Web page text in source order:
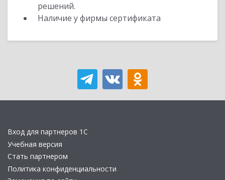
решений.
Наличие у фирмы сертификата
Вход для партнеров 1С
Учебная версия
Стать партнером
Политика конфиденциальности